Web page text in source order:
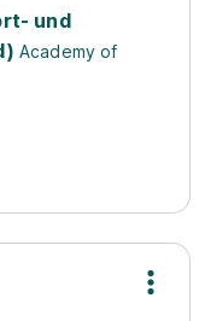
und
Academy of